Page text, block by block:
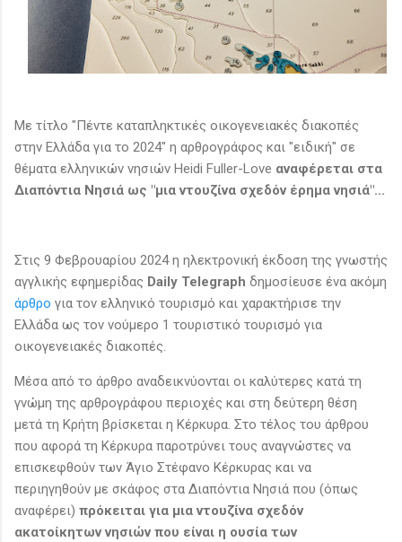
Με τίτλο "Πέντε καταπληκτικές οικογενειακές διακοπές
στην Ελλάδα για το 2024" η αρθρογράφος και "ειδική" σε
θέματα ελληνικών νησιών Heidi Fuller-Love αναφέρεται στα
Διαπόντια Νησιά ως "μια ντουζίνα σχεδόν έρημα νησιά"...
Στις 9 Φεβρουαρίου 2024 η ηλεκτρονική έκδοση της γνωστής
αγγλικής εφημερίδας Daily Telegraph δημοσίευσε ένα ακόμη
άρθρο για τον ελληνικό τουρισμό και χαρακτήρισε την
Ελλάδα ως τον νούμερο 1 τουριστικό τουρισμό για
οικογενειακές διακοπές.
Μέσα από το άρθρο αναδεικνύονται οι καλύτερες κατά τη
γνώμη της αρθρογράφου περιοχές και στη δεύτερη θέση
μετά τη Κρήτη βρίσκεται η Κέρκυρα. Στο τέλος του άρθρου
που αφορά τη Κέρκυρα παροτρύνει τους αναγνώστες να
επισκεφθούν των Άγιο Στέφανο Κέρκυρας και να
περιηγηθούν με σκάφος στα Διαπόντια Νησιά που (όπως
αναφέρει) πρόκειται για μια ντουζίνα σχεδόν
ακατοίκητων νησιών που είναι η ουσία των